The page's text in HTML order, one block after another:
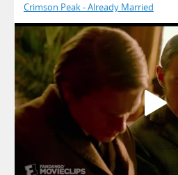
Crimson Peak - Already Married